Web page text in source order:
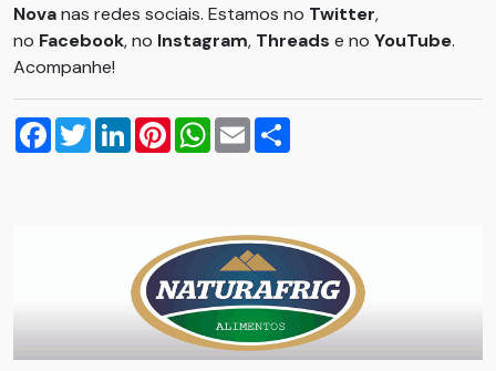
Novanas redes sociais. Estamos no Twitter,
no Facebook, no Instagram, Threads e no YouTube.
Acompanhe!
Facebook
TwitterLinkedInPinterestWhatsApp
Email